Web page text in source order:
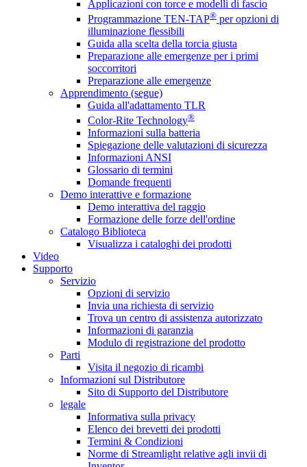
Applicazioni con torce e modelli di fascio
Programmazione TEN-TAP® per opzioni di
illuminazione flessibili
Guida alla scelta della torcia giusta
Preparazione alle emergenze per i primi
soccorritori
Preparazione alle emergenze
Apprendimento (segue)
Guida all'adattamento TLR
Color-Rite Technology®
Informazioni sulla batteria
Spiegazione delle valutazioni di sicurezza
Informazioni ANSI
Glossario di termini
Domande frequenti
Demo interattive e formazione
Demo interattiva del raggio
Formazione delle forze dell'ordine
Catalogo Biblioteca
Visualizza i cataloghi dei prodotti
Video
Supporto
Servizio
Opzioni di servizio
Invia una richiesta di servizio
Trova un centro di assistenza autorizzato
Informazioni di garanzia
Modulo di registrazione del prodotto
Parti
Visita il negozio di ricambi
Informazioni sul Distributore
Sito di Supporto del Distributore
legale
Informativa sulla privacy
Elenco dei brevetti dei prodotti
Termini & Condizioni
Norme di Streamlight relative agli invii di